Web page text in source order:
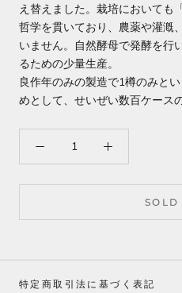
え替えました。栽培においても
哲学を貫いており、農薬や灌漑
いません。自然酵母で発酵を行
るための少量生産。
良作年のみの製造で1樽のみと
めとして、せいぜい数百ケース
SOLD
特定商取引法に基づく表記